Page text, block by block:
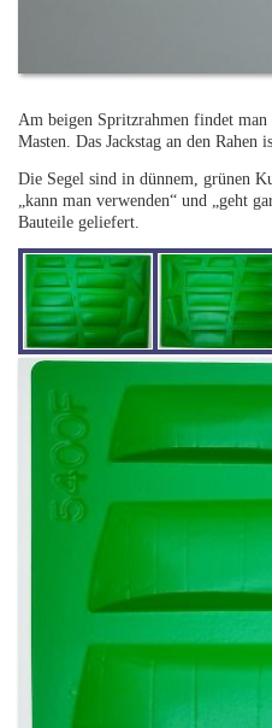
Am beigen Spritzrahmen findet man
Masten. Das Jackstag an den Rahen
Die Segel sind in dünnem, grünen
„kann man verwenden“ und „geht
Bauteile geliefert.